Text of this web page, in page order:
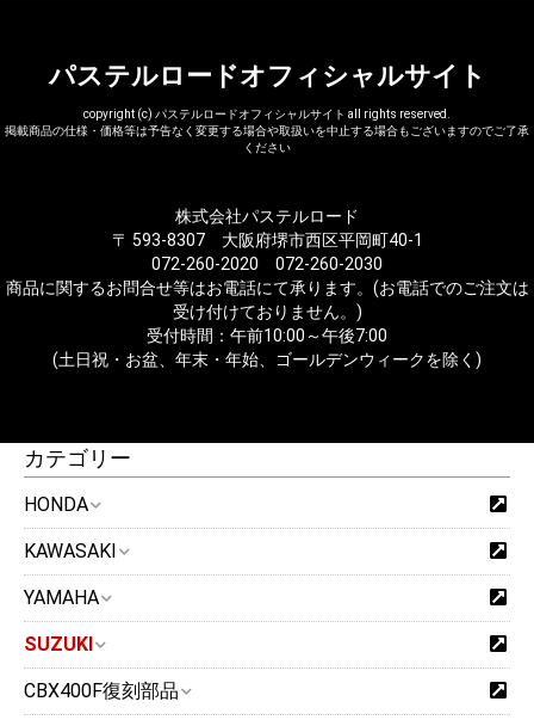
カテゴリー
HONDA
KAWASAKI
YAMAHA
SUZUKI
CBX400F復刻部品
パステルロードオフィシャルサイト
copyright (c) パステルロードオフィシャルサイト all rights reserved.
掲載商品の仕様・価格等は予告なく変更する場合や取扱いを中止する場合もございますのでご了承
ください
株式会社パステルロード
〒 593-8307 大阪府堺市西区平岡町40-1
072-260-2020 072-260-2030
商品に関するお問合せ等はお電話にて承ります。(お電話でのご注文は
受け付けておりません。)
受付時間：午前10:00～午後7:00
(土日祝・お盆、年末・年始、ゴールデンウィークを除く)